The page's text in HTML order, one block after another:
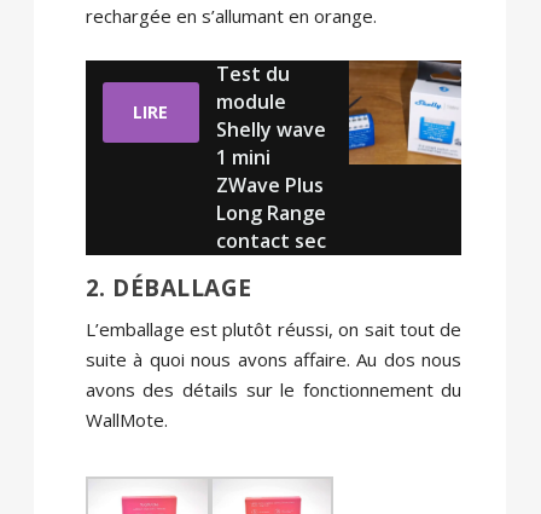
rechargée en s’allumant en orange.
LIRE
Test du
module
Shelly wave
1 mini
ZWave Plus
Long Range
contact sec
2. DÉBALLAGE
L’emballage est plutôt réussi, on sait tout de
suite à quoi nous avons affaire. Au dos nous
avons des détails sur le fonctionnement du
WallMote.